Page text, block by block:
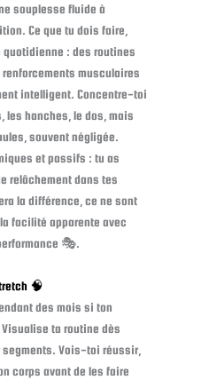
souplesse fluide à
Ce que tu dois faire,
: des routines
musculaires
intelligent. Concentre-toi
les hanches, le dos, mais
souvent négligée.
et passifs : tu as
relâchement dans tes
la différence, ce ne sont
facilité apparente avec
🎭.
🧠
des mois si ton
ta routine dès
segments. Vois-toi réussir,
corps avant de les faire